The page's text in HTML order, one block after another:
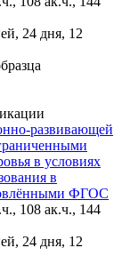
24 дня, 12
развивающей
в условиях
в
ФГОС
108 ак.ч., 144
24 дня, 12